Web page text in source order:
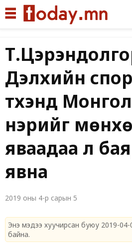
Дэлхийн
түүхэнд
нэрийг
яваадаа л
явна
2019 оны 4-р сарын 5
Энэ мэдээ хуучирсан буюу 2019-04-
байна.